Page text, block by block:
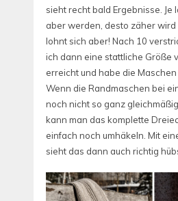
sieht recht bald Ergebnisse. Je
aber werden, desto zäher wird
lohnt sich aber! Nach 10
ich dann eine stattliche Größe
erreicht und habe die
Wenn die Randmaschen bei
noch nicht so ganz
kann man das komplette
einfach noch umhäkeln. Mit
sieht das dann auch richtig